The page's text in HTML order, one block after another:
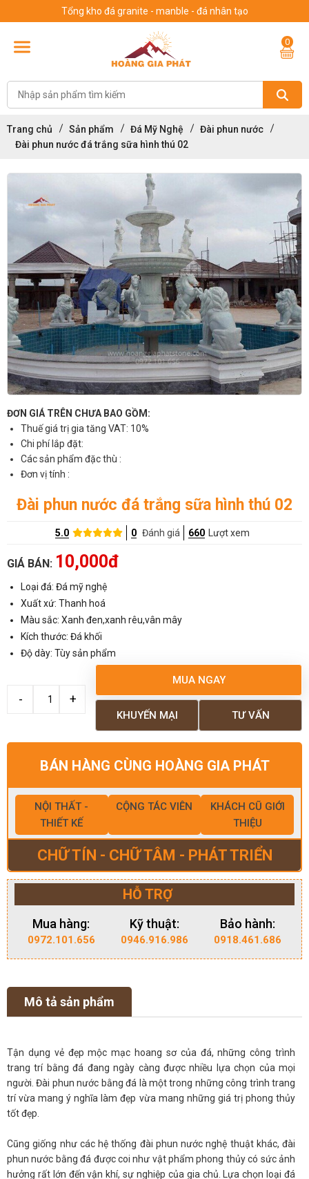
Tổng kho đá granite - manble - đá nhân tạo
0
Trang chủ Sản phẩm Đá Mỹ Nghệ
Đài phun nước
Đài phun nước đá trắng sữa hình thú 02
ĐƠN GIÁ TRÊN CHƯA BAO GỒM:
Thuế giá trị gia tăng VAT: 10%
Chi phí lắp đặt:
Các sản phẩm đặc thù :
Đơn vị tính :
Đài phun nước đá trắng sữa hình thú 02
5.0 0 Đánh giá 660 Lượt xem
GIÁ BÁN: 10,000đ
Loại đá: Đá mỹ nghệ
Xuất xứ: Thanh hoá
Màu sắc: Xanh đen,xanh rêu,vân mây
Kích thước: Đá khối
Độ dày: Tùy sản phẩm
MUA NGAY
TƯ VẤN
KHUYẾN MẠI
BÁN HÀNG CÙNG HOÀNG GIA PHÁT
NỘI THẤT -
THIẾT KẾ
CỘNG TÁC VIÊN
KHÁCH CŨ GIỚI
THIỆU
CHỮ TÍN - CHỮ TÂM - PHÁT TRIỂN
HỖ TRỢ
Mua hàng:
0972.101.656
Kỹ thuật:
0946.916.986
Bảo hành:
0918.461.686
Mô tả sản phẩm
Tận dụng vẻ đẹp mộc mạc hoang sơ của đá, những công trình
trang trí bằng đá đang ngày càng được nhiều lựa chọn của mọi
người. Đài phun nước bằng đá là một trong những công trình trang
trí vừa mang ý nghĩa làm đẹp vừa mang những giá trị phong thủy
tốt đẹp.
Cũng giống như các hệ thống đài phun nước nghệ thuật khác, đài
phun nước bằng đá được coi như vật phẩm phong thủy có sức ảnh
hưởng rất lớn đến vận khí, sự nghiệp của gia chủ. Lựa chọn loại đá